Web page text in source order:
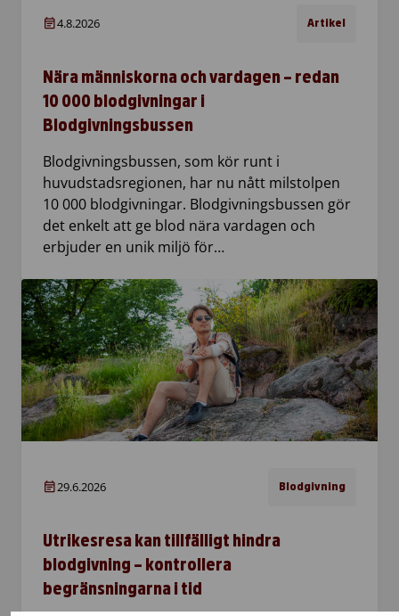
4.8.2026 Artikel
Nära människorna och vardagen – redan
10 000 blodgivningar i
Blodgivningsbussen
Blodgivningsbussen, som kör runt i
huvudstadsregionen, har nu nått milstolpen
10 000 blodgivningar. Blodgivningsbussen gör
det enkelt att ge blod nära vardagen och
erbjuder en unik miljö för…
29.6.2026 Blodgivning
Utrikesresa kan tillfälligt hindra
blodgivning – kontrollera
begränsningarna i tid